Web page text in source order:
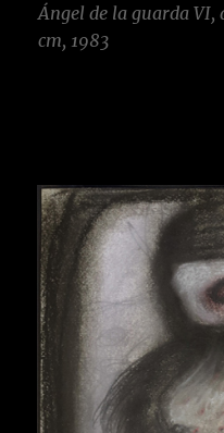
Ángel de la guarda VI,
cm, 1983